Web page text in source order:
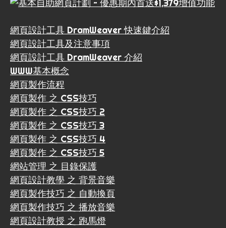
網頁設計工具 DramWeaver 快速鍵介紹
網頁設計工具及注意事項
網頁設計工具 DramWeaver 介紹
WWW基本概念
網頁製作流程
網頁製作 之 CSS技巧
網頁製作 之 CSS技巧 2
網頁製作 之 CSS技巧 3
網頁製作 之 CSS技巧 4
網頁製作 之 CSS技巧 5
網站管理 之 目錄保護
網頁設計教學 之 背景音樂
網頁製作技巧 之 自動換頁
網頁製作技巧 之 播放音樂
網頁設計教授 之 跑馬燈